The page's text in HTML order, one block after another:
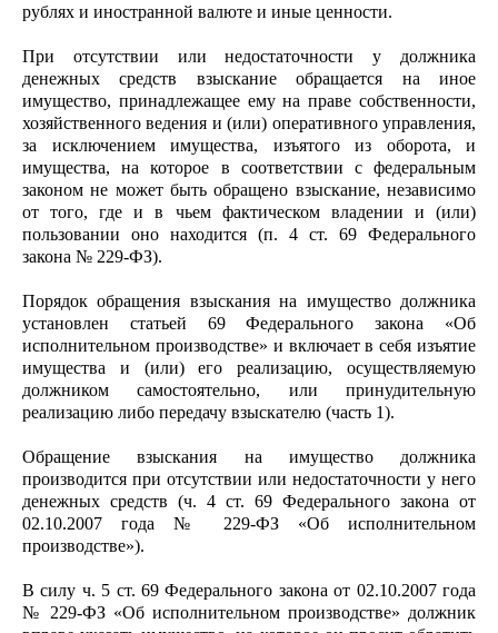
рублях и иностранной валюте и иные ценности.
При отсутствии или недостаточности у должника
денежных средств взыскание обращается на иное
имущество, принадлежащее ему на праве собственности,
хозяйственного ведения и (или) оперативного управления,
за исключением имущества, изъятого из оборота, и
имущества, на которое в соответствии с федеральным
законом не может быть обращено взыскание, независимо
от того, где и в чьем фактическом владении и (или)
пользовании оно находится (п. 4 ст. 69 Федерального
закона № 229-ФЗ).
Порядок обращения взыскания на имущество должника
установлен статьей 69 Федерального закона «Об
исполнительном производстве» и включает в себя изъятие
имущества и (или) его реализацию, осуществляемую
должником самостоятельно, или принудительную
реализацию либо передачу взыскателю (часть 1).
Обращение взыскания на имущество должника
производится при отсутствии или недостаточности у него
денежных средств (ч. 4 ст. 69 Федерального закона от
02.10.2007 года № 229-ФЗ «Об исполнительном
производстве»).
В силу ч. 5 ст. 69 Федерального закона от 02.10.2007 года
№ 229-ФЗ «Об исполнительном производстве» должник